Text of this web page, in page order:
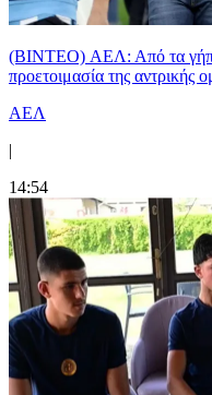
(BINTEO) ΑΕΛ: Από τα
προετοιμασία της αντρικής
ΑΕΛ
|
14:54